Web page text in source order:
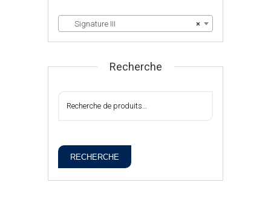
×
Signature III
Recherche
RECHERCHE